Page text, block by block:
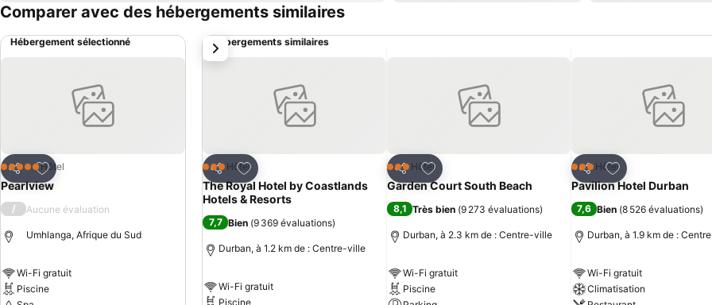
Comparer avec des hébergements similaires
Hébergement sélectionné
Partager
Ajouter à mes favoris
5 Étoiles Hôtel
Pearlview
/ Aucune évaluation
Umhlanga, Afrique du Sud
Wi-Fi gratuit
Piscine
Hébergements similaires
Partager
Ajouter à mes favoris
3 ÉtoilesHôtel
The Royal Hotel by Coastlands
Hotels & Resorts
7,7 Bien (9 369 évaluations)
Durban, à 1.2 km de : Centre-ville
Wi-Fi gratuit
Piscine
Partager
Ajouter à mes favoris
3 ÉtoilesHôtel
Garden Court South Beach
8,1 Très bien (9 273 évaluations)
Durban, à 2.3 km de : Centre-ville
Wi-Fi gratuit
Piscine
Partager
Ajouter à mes
3 ÉtoilesHôtel
Pavilion Hotel Durban
7,6 Bien (8 526 évaluations)
Durban, à 1.9 km de :
Wi-Fi gratuit
Climatisation
suivant